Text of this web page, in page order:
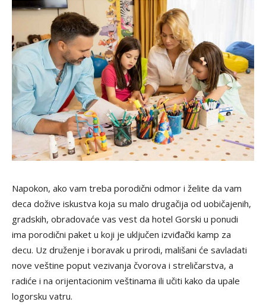
Napokon, ako vam treba porodični odmor i želite da vam
deca dožive iskustva koja su malo drugačija od uobičajenih,
gradskih, obradovaće vas vest da hotel Gorski u ponudi
ima porodični paket u koji je uključen izviđački kamp za
decu. Uz druženje i boravak u prirodi, mališani će savladati
nove veštine poput vezivanja čvorova i streličarstva, a
radiće i na orijentacionim veštinama ili učiti kako da upale
logorsku vatru.